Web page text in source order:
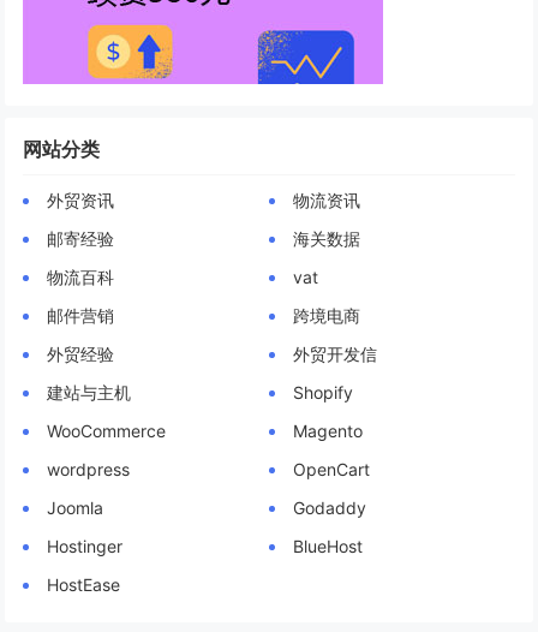
网站分类
外贸资讯
物流资讯
邮寄经验
海关数据
物流百科
vat
邮件营销
跨境电商
外贸经验
外贸开发信
建站与主机
Shopify
WooCommerce
Magento
wordpress
OpenCart
Joomla
Godaddy
Hostinger
BlueHost
HostEase